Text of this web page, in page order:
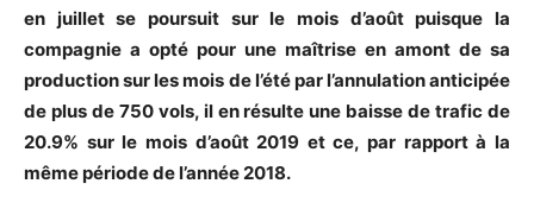
en juillet se poursuit sur le mois d’août puisque la
compagnie a opté pour une maîtrise en amont de sa
production sur les mois de l’été par l’annulation anticipée
de plus de 750 vols, il en résulte une baisse de trafic de
20.9% sur le mois d’août 2019 et ce, par rapport à la
même période de l’année 2018.